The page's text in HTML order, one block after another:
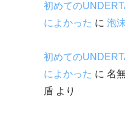
初めての
によかった に 泡
初めての
によかった に 名
盾 より